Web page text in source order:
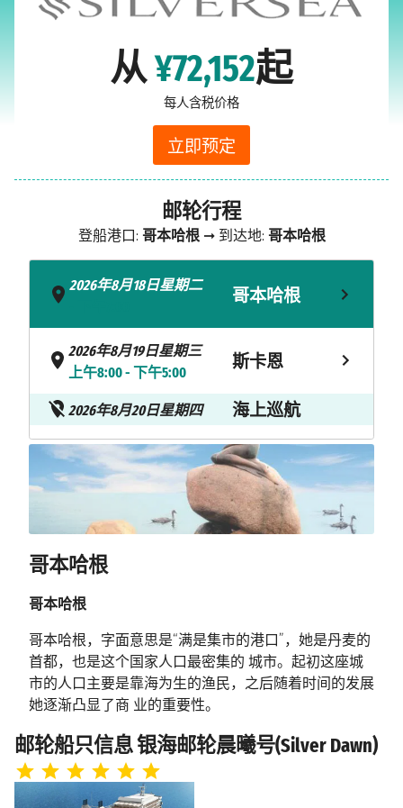
从¥72,152起
每人含税价格
立即预定
邮轮行程
登船港口: 哥本哈根➞ 到达地: 哥本哈根
2026年8月18日星期二
哥本哈根
2026年8月19日星期三
上午8:00 - 下午5:00
斯卡恩
2026年8月20日星期四 海上巡航
2026年8月21日星期五
上午8:00 - 下午5:00
奥勒松
2026年8月22日星期六
上午8:00 - 下午5:00
特隆赫姆
上午8:00 - 下午5:00
2026年8月24日星期一
上午8:00 - 下午5:00
奥尔登
上午8:00 - 下午6:00
VIK
2026年8月26日星期三
哥本哈根
哥本哈根
哥本哈根，字面意思是“满是集市的港口”，她是丹麦的
首都，也是这个国家人口最密集的 城市。起初这座城
市的人口主要是靠海为生的渔民，之后随着时间的发展
她逐渐凸显了商 业的重要性。
哥本哈根全年都有很多来自全世界各地的游客，尤其是
到了夏天，来自乘坐邮轮从北欧其 他国家来的游客更
是络绎不绝，人们往往喜欢在邮轮出发前先在出发的城
邮轮船只信息 银海邮轮晨曦号(Silver Dawn)